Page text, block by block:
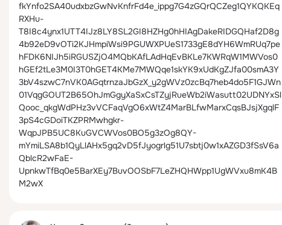
fkYnfo2SA40udxbzGwNvKnfrFd4e_ippg7G4zGQrQCZeg1QYKQKEq
RXHu-
T8I8c4ynx1UTT4IJz8LY8SL2GI8HZHg0hHIAgDakeRIDGQHaf2D8g
4b92eD9vOTi2KJHmpiWsi9PGUWXPUeS1733gE8dYH6WmRUq7pe
hFDK6NIJh5iRGUSZjO4MQbKAfLAdHqEvBKLe7KWRqW1MWVos0
hGEf2tLe3M0I3T0hGET4KMe7MWQqe1skYK9xUdKgZJfa00smA3Y
3bV4szwC7nVK0AGqtrnzaJbGzX_y2gWVz0zcBq7heb4do5F1GJWn
01VqgGOUT2B65OhJmGgyXaSxCsTZyjRueWb2iWasutt02UDNYxSl
Qooc_qkgWdPHz3vVCFaqVgO6xWtZ4MarBLfwMarxCqsBJsjXgqlF
3pS4cGDoiTKZPRMwhgkr-
WqpJPB5UC8KuGVCWVos0BO5g3zOg8QY-
mYmiLSA8b1QyLlAHx5gq2vD5fJyogrlg51U7sbtj0w1xAZGD3fSsV6a
QblcR2wFaE-
UpnkwTfBq0e5BarXEy7BuvOOSbF7LeZHQHWpp1UgWVxu8mK4B
M2wX